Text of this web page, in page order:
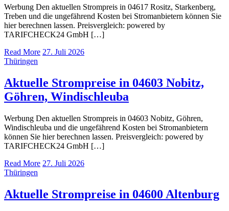
Werbung Den aktuellen Strompreis in 04617 Rositz, Starkenberg,
Treben und die ungefährend Kosten bei Stromanbietern können Sie
hier berechnen lassen. Preisvergleich: powered by
TARIFCHECK24 GmbH […]
Read More 27. Juli 2026
Thüringen
Aktuelle Strompreise in 04603 Nobitz,
Göhren, Windischleuba
Werbung Den aktuellen Strompreis in 04603 Nobitz, Göhren,
Windischleuba und die ungefährend Kosten bei Stromanbietern
können Sie hier berechnen lassen. Preisvergleich: powered by
TARIFCHECK24 GmbH […]
Read More 27. Juli 2026
Thüringen
Aktuelle Strompreise in 04600 Altenburg